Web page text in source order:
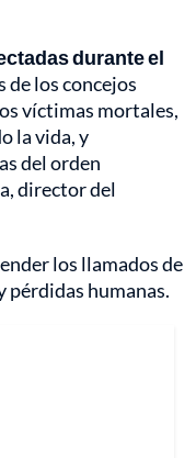
durante el
de los concejos
víctimas mortales,
la vida, y
del orden
director del
los llamados de
pérdidas humanas.